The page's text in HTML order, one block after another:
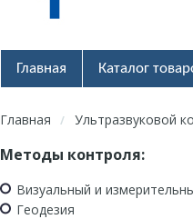
Главная Каталог
Главная / Ультразвуковой
Методы контроля:
Визуальный и
Геодезия